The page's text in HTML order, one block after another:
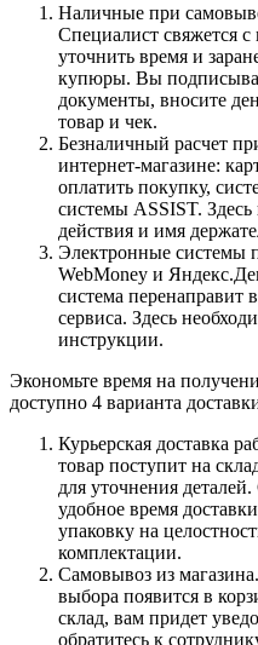
Наличные при
Специалист свяжется
уточнить время и
купюры. Вы
документы, вносите
товар и чек.
Безналичный расчет
интернет-магазине:
оплатить покупку,
системы ASSIST.
действия и имя
Электронные системы
WebMoney и
система перенаправит
сервиса. Здесь
инструкции.
Экономьте время на
доступно 4 варианта
Курьерская доставка
товар поступит на
для уточнения
удобное время
упаковку на
комплектации.
Самовывоз из
выбора появится в
склад, вам придет
обратитесь к